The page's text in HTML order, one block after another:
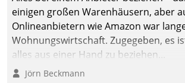
einigen großen Warenhäusern, aber
Onlineanbietern wie Amazon war
Wohnungswirtschaft. Zugegeben, es
alles aus einer Hand zu beziehen...
Jörn Beckmann